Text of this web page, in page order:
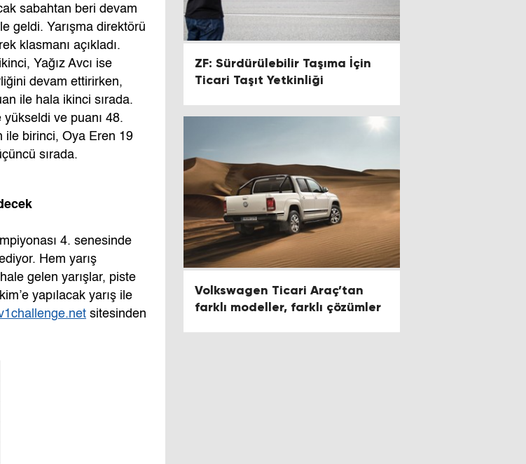
sabahtan beri devam
geldi. Yarışma direktörü
klasmanı açıkladı.
Yağız Avcı ise
devam ettirirken,
ile hala ikinci sırada.
ve puanı 48.
ile birinci, Oya Eren 19
sırada.
4. senesinde
Hem yarış
gelen yarışlar, piste
yapılacak yarış ile
sitesinden
ZF: Sürdürülebilir Taşıma İçin
Ticari Taşıt Yetkinliği
​Volkswagen Ticari Araç’tan
farklı modeller, farklı çözümler